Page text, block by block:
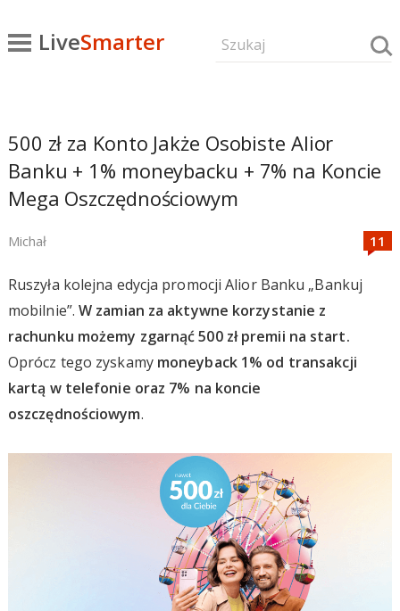
LiveSmarter
500 zł za Konto Jakże Osobiste Alior
Banku + 1% moneybacku + 7% na Koncie
Mega Oszczędnościowym
Michał
Ruszyła kolejna edycja promocji Alior Banku „Bankuj
mobilnie”.W zamian za aktywne korzystanie z
rachunku możemy zgarnąć 500 zł premii na start.
Oprócz tego zyskamy moneyback 1% od transakcji
kartą w telefonie oraz 7% na koncie
oszczędnościowym.